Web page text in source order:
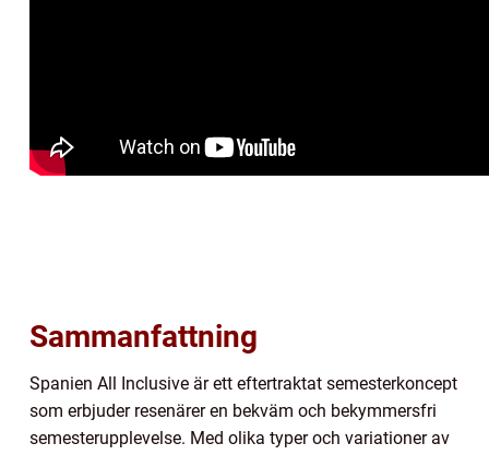
Sammanfattning
Spanien All Inclusive är ett eftertraktat semesterkoncept
som erbjuder resenärer en bekväm och bekymmersfri
semesterupplevelse. Med olika typer och variationer av